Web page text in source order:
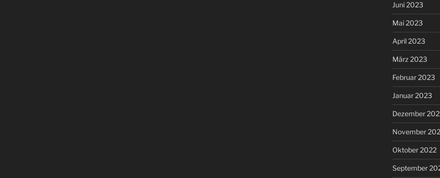
Juni 2023
Mai 2023
April 2023
März 2023
Februar 2023
Januar 2023
Dezember
November
Oktober 2022
September